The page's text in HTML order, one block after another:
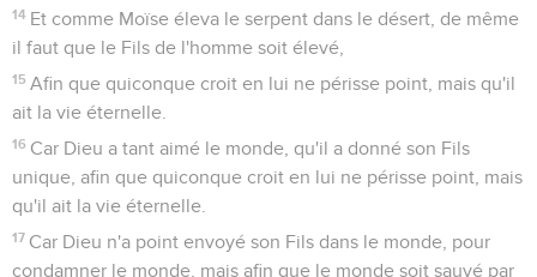
14 Et comme Moïse éleva le serpent dans le désert, de même
il faut que le Fils de l'homme soit élevé,
15 Afin que quiconque croit en lui ne périsse point, mais qu'il
ait la vie éternelle.
16 Car Dieu a tant aimé le monde, qu'il a donné son Fils
unique, afin que quiconque croit en lui ne périsse point, mais
qu'il ait la vie éternelle.
17 Car Dieu n'a point envoyé son Fils dans le monde, pour
condamner le monde, mais afin que le monde soit sauvé par